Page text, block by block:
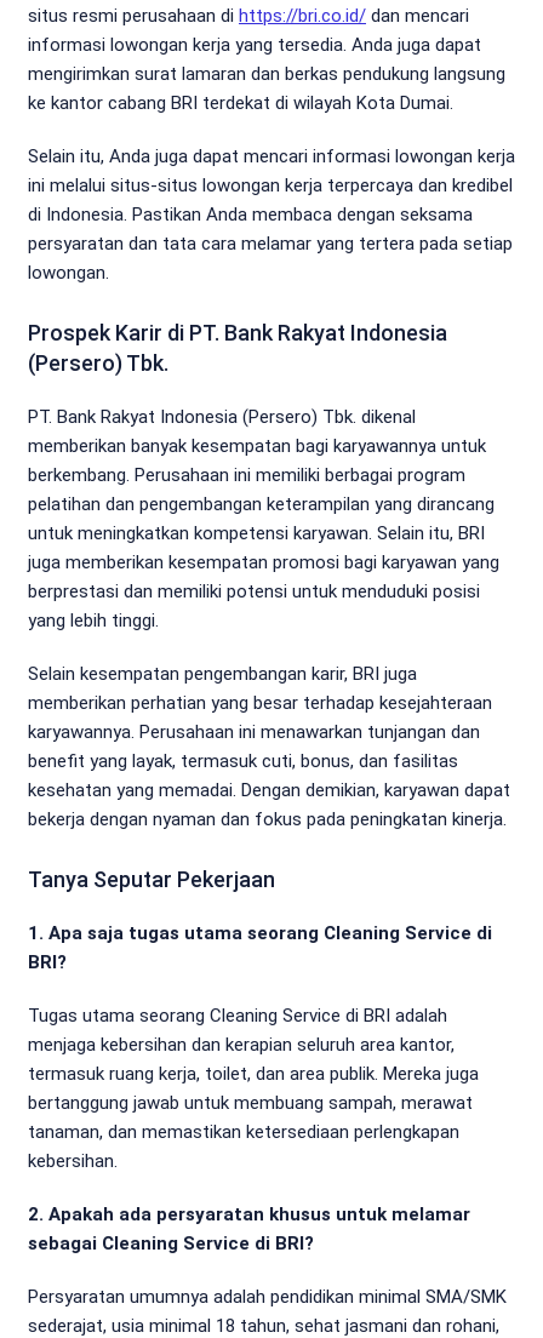
situs resmi perusahaan di https://bri.co.id/ dan mencari
informasi lowongan kerja yang tersedia. Anda juga dapat
mengirimkan surat lamaran dan berkas pendukung langsung
ke kantor cabang BRI terdekat di wilayah Kota Dumai.
Selain itu, Anda juga dapat mencari informasi lowongan kerja
ini melalui situs-situs lowongan kerja terpercaya dan kredibel
di Indonesia. Pastikan Anda membaca dengan seksama
persyaratan dan tata cara melamar yang tertera pada setiap
lowongan.
Prospek Karir di PT. Bank Rakyat Indonesia
(Persero) Tbk.
PT. Bank Rakyat Indonesia (Persero) Tbk. dikenal
memberikan banyak kesempatan bagi karyawannya untuk
berkembang. Perusahaan ini memiliki berbagai program
pelatihan dan pengembangan keterampilan yang dirancang
untuk meningkatkan kompetensi karyawan. Selain itu, BRI
juga memberikan kesempatan promosi bagi karyawan yang
berprestasi dan memiliki potensi untuk menduduki posisi
yang lebih tinggi.
Selain kesempatan pengembangan karir, BRI juga
memberikan perhatian yang besar terhadap kesejahteraan
karyawannya. Perusahaan ini menawarkan tunjangan dan
benefit yang layak, termasuk cuti, bonus, dan fasilitas
kesehatan yang memadai. Dengan demikian, karyawan dapat
bekerja dengan nyaman dan fokus pada peningkatan kinerja.
Tanya Seputar Pekerjaan
1. Apa saja tugas utama seorang Cleaning Service di
BRI?
Tugas utama seorang Cleaning Service di BRI adalah
menjaga kebersihan dan kerapian seluruh area kantor,
termasuk ruang kerja, toilet, dan area publik. Mereka juga
bertanggung jawab untuk membuang sampah, merawat
tanaman, dan memastikan ketersediaan perlengkapan
kebersihan.
2. Apakah ada persyaratan khusus untuk melamar
sebagai Cleaning Service di BRI?
Persyaratan umumnya adalah pendidikan minimal SMA/SMK
sederajat, usia minimal 18 tahun, sehat jasmani dan rohani,